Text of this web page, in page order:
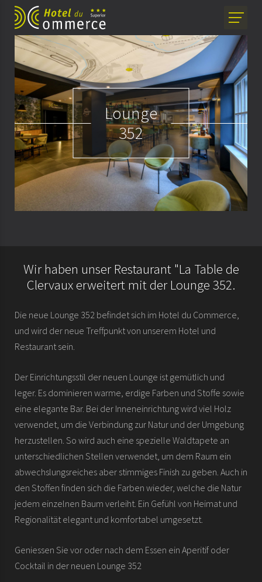
Lounge
352
Wir haben unser Restaurant "La Table de
Clervaux erweitert mit der Lounge 352.
Die neue Lounge 352 befindet sich im Hotel du Commerce,
und wird der neue Treffpunkt von unserem Hotel und
Restaurant sein.
Der Einrichtungsstil der neuen Lounge ist gemütlich und
leger. Es dominieren warme, erdige Farben und Stoffe sowie
eine elegante Bar. Bei der Inneneinrichtung wird viel Holz
verwendet, um die Verbindung zur Natur und der Umgebung
herzustellen. So wird auch eine spezielle Waldtapete an
unterschiedlichen Stellen verwendet, um dem Raum ein
abwechslungsreiches aber stimmiges Finish zu geben. Auch in
den Stoffen finden sich die Farben wieder, welche die Natur
jedem einzelnen Baum verleiht. Ein Gefühl von Heimat und
Regionalität elegant und komfortabel umgesetzt.
Geniessen Sie vor oder nach dem Essen ein Aperitif oder
Cocktail in der neuen Lounge 352